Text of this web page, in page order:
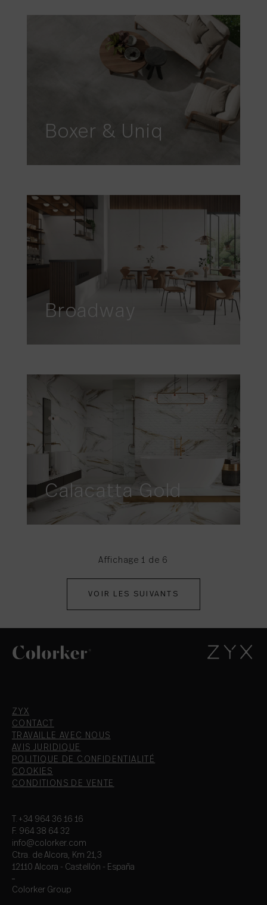
Boxer & Uniq
Broadway
Calacatta Gold
Affichage 1 de 6
VOIR LES SUIVANTS
ZYX
CONTACT
TRAVAILLE AVEC NOUS
AVIS JURIDIQUE
POLITIQUE DE CONFIDENTIALITÉ
COOKIES
CONDITIONS DE VENTE
T.+34 964 36 16 16
F. 964 38 64 32
info@colorker.com
Ctra. de Alcora, Km 21,3
12110 Alcora - Castellón - España
Colorker Group